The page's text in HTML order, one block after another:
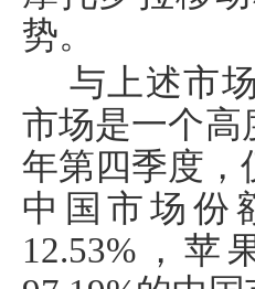
势。
与上述市
市场是一个高
年第四季度，
中国市场份
12.53% ，苹